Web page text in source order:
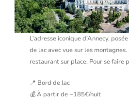
L’adresse iconique d’Annecy,
de lac avec vue sur les montagnes.
restaurant sur place. Pour se faire
📍 Bord de lac
💰 À partir de ~185€/nuit